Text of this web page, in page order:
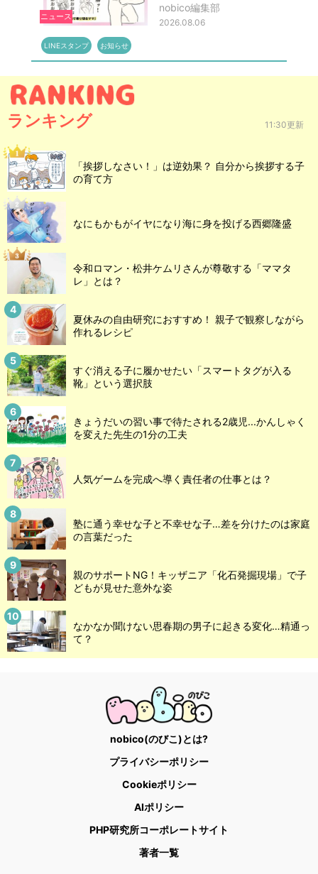
ニュース
nobico編集部
2026.08.06
LINEスタンプ お知らせ
ランキング 11:30更新
「挨拶しなさい！」は逆効果？ 自分から挨拶する子
の育て方
なにもかもがイヤになり海に身を投げる西郷隆盛
令和ロマン・松井ケムリさんが尊敬する「ママタ
レ」とは？
夏休みの自由研究におすすめ！ 親子で観察しながら
作れるレシピ
すぐ消える子に履かせたい「スマートタグが入る
靴」という選択肢
きょうだいの習い事で待たされる2歳児...かんしゃく
を変えた先生の1分の工夫
人気ゲームを完成へ導く責任者の仕事とは？
塾に通う幸せな子と不幸せな子…差を分けたのは家庭
の言葉だった
親のサポートNG！キッザニア「化石発掘現場」で子
どもが見せた意外な姿
なかなか聞けない思春期の男子に起きる変化…精通っ
て？
nobico(のびこ)とは?
プライバシーポリシー
Cookieポリシー
AIポリシー
PHP研究所コーポレートサイト
著者一覧